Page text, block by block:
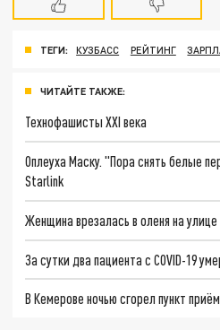
ТЕГИ: КУЗБАСС РЕЙТИНГ
ЧИТАЙТЕ ТАКЖЕ:
Технофашисты XXI века
Оплеуха Маску. "Пора снять белые
Starlink
Женщина врезалась в оленя на
За сутки два пациента с COVID-19
В Кемерове ночью сгорел пункт